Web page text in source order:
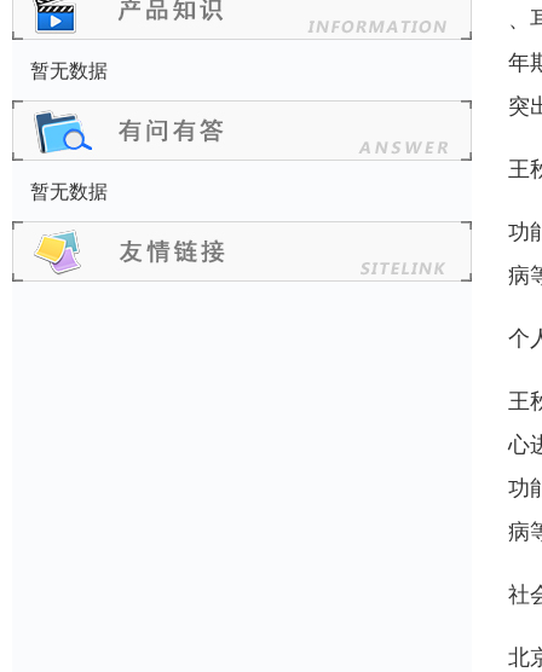
暂无数据
暂无数据
、
年
突
王
功
病
个
王
心
功
病
社
北